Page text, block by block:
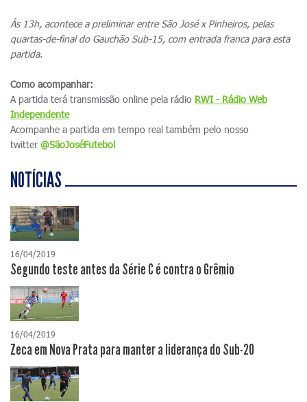
Ás 13h, acontece a preliminar entre São José x Pinheiros, pelas
quartas-de-final do Gauchão Sub-15, com entrada franca para esta
partida.
Como acompanhar:
A partida terá transmissão online pela rádio RWI - Rádio Web
Independente
Acompanhe a partida em tempo real também pelo nosso
twitter @SãoJoséFutebol
NOTÍCIAS
16/04/2019
Segundo teste antes da Série C é contra o Grêmio
16/04/2019
Zeca em Nova Prata para manter a liderança do Sub-20